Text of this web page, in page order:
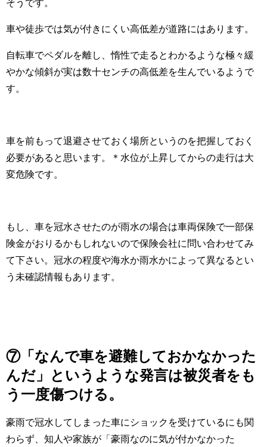
車や徒歩では気が付きにくい高低差が道路にはあります。
自転車でペダルを離し、惰性で走るとわかるような極々緩
やかな傾斜が実は数十センチの高低差を生んでいるようで
す。
車を前もって退避させておく場所というのを把握しておく
必要があると思います。
＊水位が上昇してからの走行は大
変危険です。
もし、車を冠水させたのが雨水の場合は車両保険で一部保
険金がおりるかもしれないので保険会社に問い合わせてみ
て下さい。冠水の程度や海水か雨水かによって異なるとい
う未確認情報もあります。
⑦「なんで車を避難しておかなかった
んだ」というような発言は被災者をも
う一度傷つける。
豪雨で冠水してしまった車にショックを受けているにも関
わらず、知人や家族が「豪雨なのに気が付かなかった